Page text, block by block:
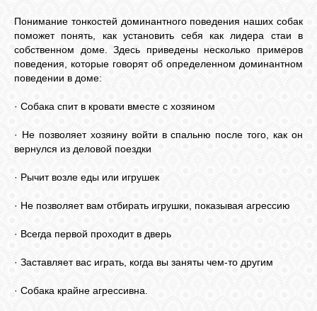
Понимание тонкостей доминантного поведения наших собак
поможет понять, как установить себя как лидера стаи в
собственном доме. Здесь приведены несколько примеров
поведения, которые говорят об определенном доминантном
поведении в доме:
· Собака спит в кровати вместе с хозяином
· Не позволяет хозяину войти в спальню после того, как он
вернулся из деловой поездки
· Рычит возле еды или игрушек
· Не позволяет вам отбирать игрушки, показывая агрессию
· Всегда первой проходит в дверь
· Заставляет вас играть, когда вы заняты чем-то другим
· Собака крайне агрессивна.